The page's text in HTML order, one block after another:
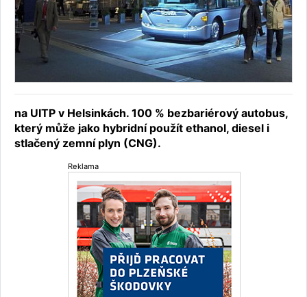
na UITP v Helsinkách. 100 % bezbariérový autobus,
který může jako hybridní použít ethanol, diesel i
stlačený zemní plyn (CNG).
Reklama